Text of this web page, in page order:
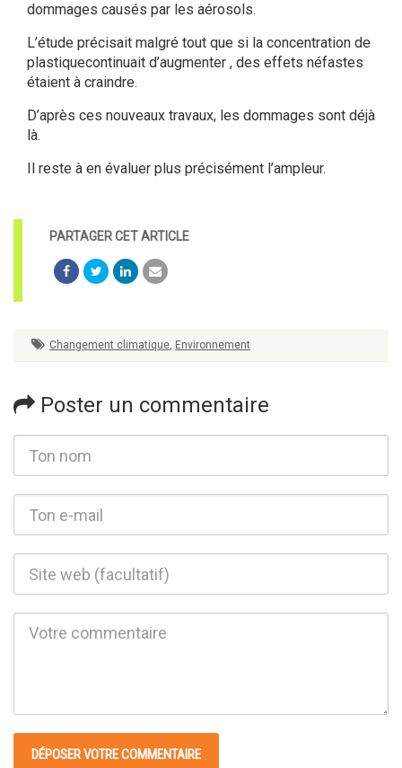
dommages causés par les aérosols.
L’étude précisait malgré tout que si la concentration de
plastiquecontinuait d’augmenter , des effets néfastes
étaient à craindre.
D’après ces nouveaux travaux, les dommages sont déjà
là.
Il reste à en évaluer plus précisément l’ampleur.
Changement climatique, Environnement
Poster un commentaire